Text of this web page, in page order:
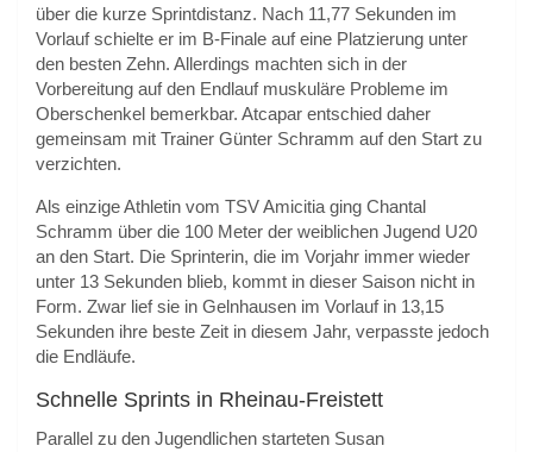
über die kurze Sprintdistanz. Nach 11,77 Sekunden im
Vorlauf schielte er im B-Finale auf eine Platzierung unter
den besten Zehn. Allerdings machten sich in der
Vorbereitung auf den Endlauf muskuläre Probleme im
Oberschenkel bemerkbar. Atcapar entschied daher
gemeinsam mit Trainer Günter Schramm auf den Start zu
verzichten.
Als einzige Athletin vom TSV Amicitia ging Chantal
Schramm über die 100 Meter der weiblichen Jugend U20
an den Start. Die Sprinterin, die im Vorjahr immer wieder
unter 13 Sekunden blieb, kommt in dieser Saison nicht in
Form. Zwar lief sie in Gelnhausen im Vorlauf in 13,15
Sekunden ihre beste Zeit in diesem Jahr, verpasste jedoch
die Endläufe.
Schnelle Sprints in Rheinau-Freistett
Parallel zu den Jugendlichen starteten Susan